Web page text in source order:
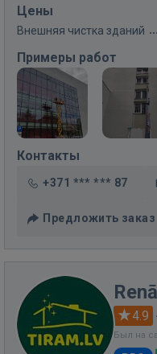
Цены
Внешняя чистка зданий
Примеры работ
Контакты
+371 *** *** 87
Предложить заказ
4.9 ·
Был на